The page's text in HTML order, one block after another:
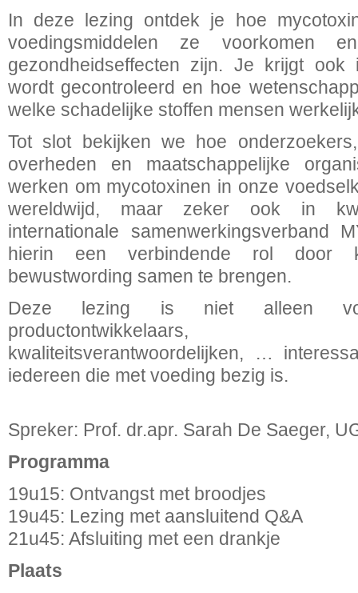
In deze lezing ontdek je hoe
voedingsmiddelen ze voorkomen
gezondheidseffecten zijn. Je krijgt
wordt gecontroleerd en hoe
welke schadelijke stoffen mensen
Tot slot bekijken we hoe
overheden en maatschappelijke
werken om mycotoxinen in onze
wereldwijd, maar zeker ook in
internationale samenwerkingsverband
hierin een verbindende rol door
bewustwording samen te brengen.
Deze lezing is niet alleen
productontwikkelaars,
kwaliteitsverantwoordelijken, …
iedereen die met voeding bezig is.
Spreker: Prof. dr.apr. Sarah De Saeger,
Programma
19u15: Ontvangst met broodjes
19u45: Lezing met aansluitend Q&A
21u45: Afsluiting met een drankje
Plaats